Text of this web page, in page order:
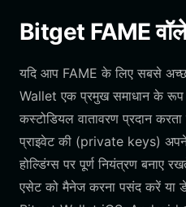
Bitget FAME
यदि आप FAME के लिए सबसे
Wallet एक प्रमुख समाधान के
कस्टोडियल वातावरण प्रदान
प्राइवेट की (private keys)
होल्डिंग्स पर पूर्ण नियंत्रण
एसेट को मैनेज करना पसंद करें या